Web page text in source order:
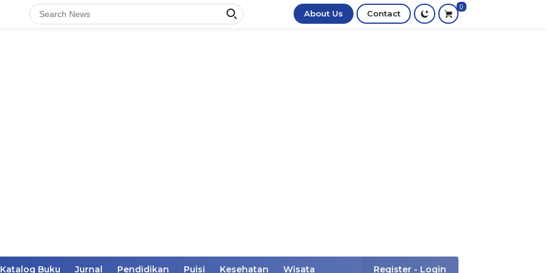
About Us Contact
0
Katalog Buku Jurnal Pendidikan Puisi Kesehatan Wisata Register - Login